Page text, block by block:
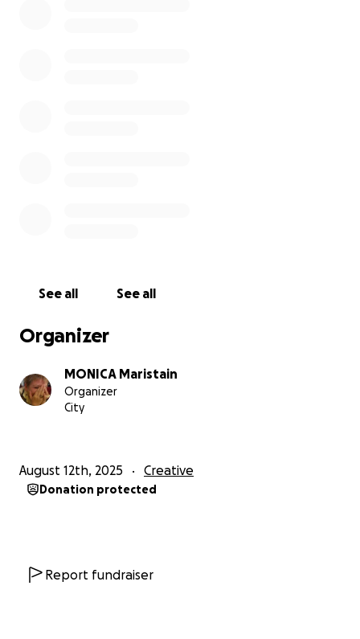
See all See all
Organizer
MONICA Maristain
Organizer
City
August 12th, 2025 Creative
Donation protected
Report fundraiser